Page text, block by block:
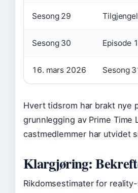
Sesong 29
Sesong 30 Episode
16. mars 2026 Sesong
Hvert tidsrom har brakt nye
grunnlegging av Prime Time
castmedlemmer har utvidet
Klargjøring:
Rikdomsestimater for